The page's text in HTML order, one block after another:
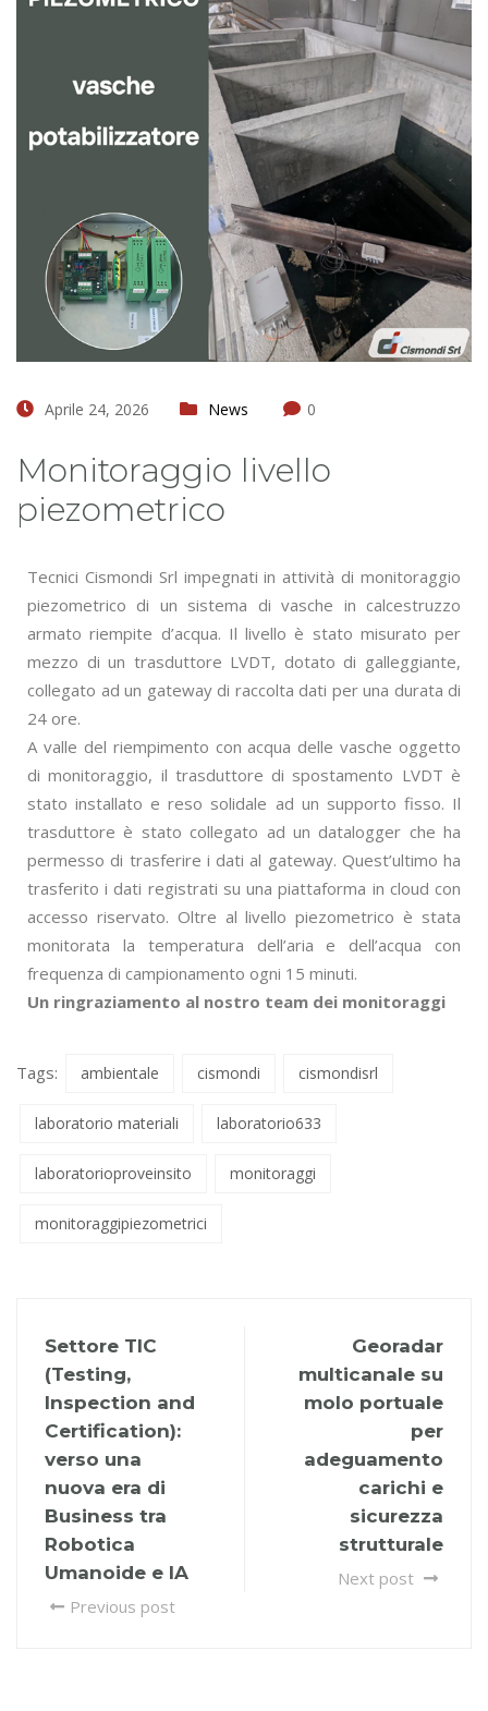
Aprile 24, 2026 News 0
Monitoraggio livello
piezometrico
Tecnici Cismondi Srl impegnati in attività di monitoraggio
piezometrico di un sistema di vasche in calcestruzzo
armato riempite d’acqua. Il livello è stato misurato per
mezzo di un trasduttore LVDT, dotato di galleggiante,
collegato ad un gateway di raccolta dati per una durata di
24 ore.
A valle del riempimento con acqua delle vasche oggetto
di monitoraggio, il trasduttore di spostamento LVDT è
stato installato e reso solidale ad un supporto fisso. Il
trasduttore è stato collegato ad un datalogger che ha
permesso di trasferire i dati al gateway. Quest’ultimo ha
trasferito i dati registrati su una piattaforma in cloud con
accesso riservato. Oltre al livello piezometrico è stata
monitorata la temperatura dell’aria e dell’acqua con
frequenza di campionamento ogni 15 minuti.
Un ringraziamento al nostro team dei monitoraggi
Tags: ambientale cismondi cismondisrl
laboratorio materiali laboratorio633
laboratorioproveinsito monitoraggi
monitoraggipiezometrici
Settore TIC
(Testing,
Inspection and
Certification):
verso una
nuova era di
Business tra
Robotica
Umanoide e IA
Previous post
Georadar
multicanale su
molo portuale
per
adeguamento
carichi e
sicurezza
strutturale
Next post